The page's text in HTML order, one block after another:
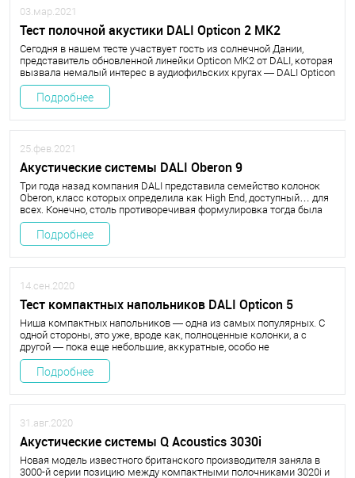
03.мар.2021
Тест полочной акустики ​DALI Opticon 2 MK2
Сегодня в нашем тесте участвует гость из солнечной Дании,
представитель обновленной линейки Opticon MK2 от DALI, которая
вызвала немалый интерес в аудиофильских кругах — DALI Opticon
2 MK2.
Подробнее
25.фев.2021
Акустические системы DALI Oberon 9
Три года назад компания DALI представила семейство колонок
Oberon, класс которых определила как High End, доступный… для
всех. Конечно, столь противоречивая формулировка тогда была
воспринята как шутка, но сегодня появился реальный повод для
хайпа. Гляньте-ка, какие исполины возглавили «обероновскую»
банду!
Подробнее
14.сен.2020
Тест компактных напольников DALI Opticon 5
Ниша компактных напольников — одна из самых популярных. С
одной стороны, это уже, вроде как, полноценные колонки, а с
другой — пока еще небольшие, аккуратные, особо не
привлекающие внимания и практически не способные навлечь на
себя гнев мало причастных к звуку домочадцев. Стоят себе,
занимая площадь меньше листика А4, иногда урчат — что ж еще
для счастья надо?
Подробнее
31.авг.2020
Акустические системы Q Acoustics 3030i
Новая модель известного британского производителя заняла в
3000-й серии позицию между компактными полочниками 3020i и